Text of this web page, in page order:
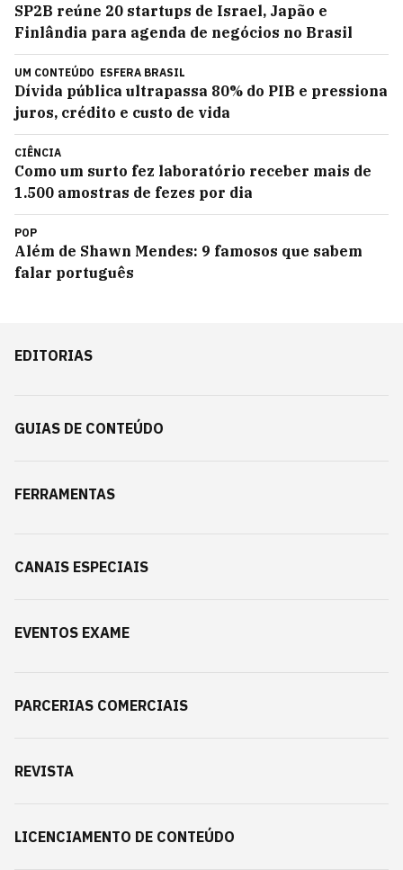
SP2B reúne 20 startups de Israel, Japão e
Finlândia para agenda de negócios no Brasil
UM CONTEÚDO ESFERA BRASIL
Dívida pública ultrapassa 80% do PIB e pressiona
juros, crédito e custo de vida
CIÊNCIA
Como um surto fez laboratório receber mais de
1.500 amostras de fezes por dia
POP
Além de Shawn Mendes: 9 famosos que sabem
falar português
EDITORIAS
GUIAS DE CONTEÚDO
FERRAMENTAS
CANAIS ESPECIAIS
EVENTOS EXAME
PARCERIAS COMERCIAIS
REVISTA
LICENCIAMENTO DE CONTEÚDO